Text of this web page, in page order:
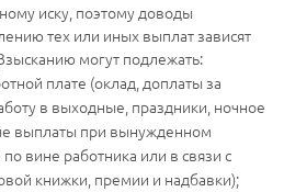
иску, поэтому доводы
тех или иных выплат зависят
могут подлежать:
плате (оклад, доплаты за
в выходные, праздники, ночное
выплаты при вынужденном
вине работника или в связи с
книжки, премии и надбавки);